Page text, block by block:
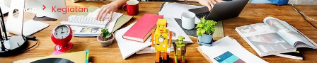
Beranda Kegiatan